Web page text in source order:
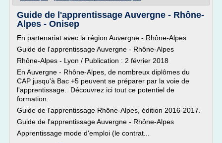
Guide de l'apprentissage Auvergne - Rhône-
Alpes - Onisep
En partenariat avec la région Auvergne - Rhône-Alpes
Guide de l'apprentissage Auvergne - Rhône-Alpes
Rhône-Alpes - Lyon / Publication : 2 février 2018
En Auvergne - Rhône-Alpes, de nombreux diplômes du
CAP jusqu'à Bac +5 peuvent se préparer par la voie de
l'apprentissage. Découvrez ici tout ce potentiel de
formation.
Guide de l'apprentissage Rhône-Alpes, édition 2016-2017.
Guide de l'apprentissage Auvergne - Rhône-Alpes
Apprentissage mode d'emploi (le contrat...